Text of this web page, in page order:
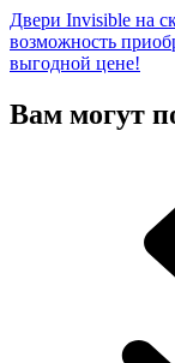
Двери Invisible на
возможность
выгодной цене!
Вам могут